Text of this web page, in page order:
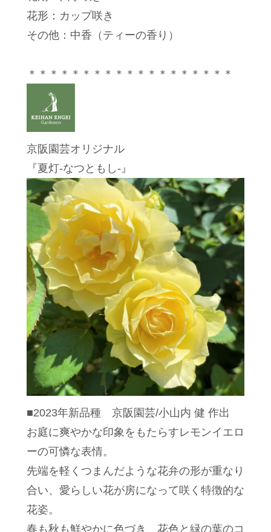
花形：カップ咲き
その他：中香（ティーの香り）
＊＊＊＊＊＊＊＊＊＊＊＊＊＊＊＊＊＊＊
京阪園芸オリジナル
『夏灯-なつともし-』
■2023年新品種 京阪園芸/小山内 健 作出
お庭に爽やかな印象をもたらすレモンイエロ
ーの可憐な表情。
先端を軽くつまんだような花弁の形が重なり
合い、愛らしい花が房になって咲く特徴的な
花姿。
春も秋も鮮やかに色づき、花色と緑の葉のコ